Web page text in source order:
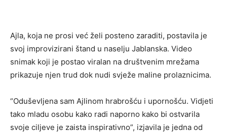
Ajla, koja ne prosi već želi posteno zaraditi, postavila je
svoj improvizirani štand u naselju Jablanska. Video
snimak koji je postao viralan na društvenim mrežama
prikazuje njen trud dok nudi svježe maline prolaznicima.
“Oduševljena sam Ajlinom hrabrošću i upornošću. Vidjeti
tako mladu osobu kako radi naporno kako bi ostvarila
svoje ciljeve je zaista inspirativno”, izjavila je jedna od